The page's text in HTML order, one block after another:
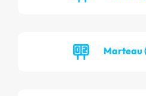
Marteau